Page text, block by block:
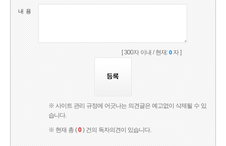
내 용
[ 300자 이내 / 현재:0자 ]
※ 사이트 관리 규정에 어긋나는 의견글은 예고없이 삭제될 수 있
습니다.
※ 현재 총 (0) 건의 독자의견이 있습니다.